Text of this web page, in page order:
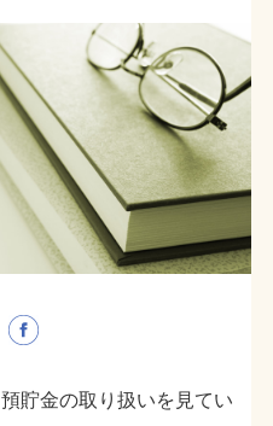
貯金の取り扱いを見てい